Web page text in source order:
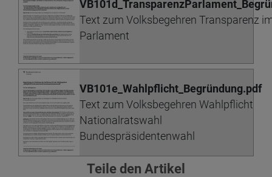
Text zum Volksbegehren Transparenz
Parlament
VB101e_Wahlpflicht_Begründung.pdf
Text zum Volksbegehren Wahlpflicht
Nationalratswahl
Bundespräsidentenwahl
Teile den Artikel